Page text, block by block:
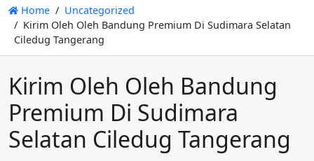
Home
Uncategorized
Kirim Oleh Oleh Bandung Premium Di Sudimara Selatan
Ciledug Tangerang
Kirim Oleh Oleh Bandung
Premium Di Sudimara
Selatan Ciledug Tangerang